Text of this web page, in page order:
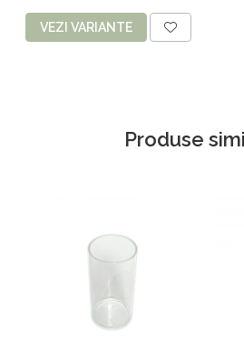
& 90 X 17 cm
VEZI VARIANTE
Produse